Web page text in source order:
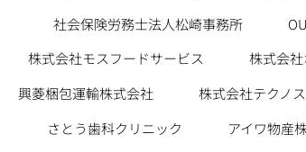
社会保険労務士法人松崎事務所
株式会社モスフードサービス
株式会
興菱梱包運輸株式会社
株式会社テクノ
さとう歯科クリニック
アイワ物産